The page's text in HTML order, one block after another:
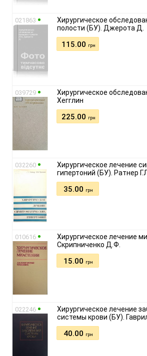
021863
Хирургическое
полости (БУ). Джерота Д.
115.00 грн
039729
Хирургическое
Хегглин
225.00 грн
032260
Хирургическое лечение
гипертоний (БУ). Ратнер
35.00 грн
010616
Хирургическое лечение
Скрипниченко Д.Ф.
15.00 грн
022246
Хирургическое лечение
системы крови (БУ).
40.00 грн